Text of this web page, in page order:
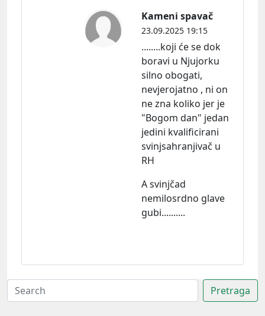
Kameni spavač
23.09.2025 19:15
........koji će se dok
boravi u Njujorku
silno obogati,
nevjerojatno , ni on
ne zna koliko jer je
"Bogom dan" jedan
jedini kvalificirani
svinjsahranjivač u
RH
A svinjčad
nemilosrdno glave
gubi..........